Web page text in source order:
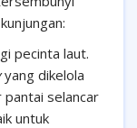
pecinta laut.
yang dikelola
pantai selancar
untuk